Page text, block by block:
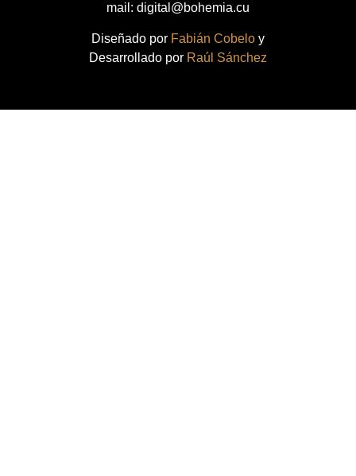
mail: digital@bohemia.cu
Diseñado por Fabián Cobelo y
Desarrollado por Raúl Sánchez